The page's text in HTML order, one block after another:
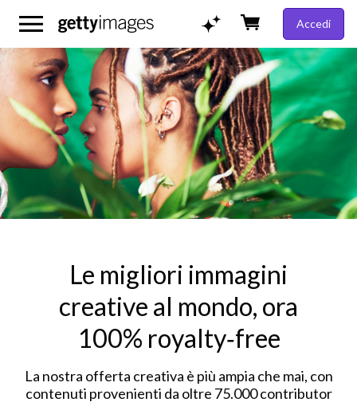
Accedi
Le migliori immagini
creative al mondo, ora
100% royalty‑free
La nostra offerta creativa è più ampia che mai, con
contenuti provenienti da oltre 75.000 contributor